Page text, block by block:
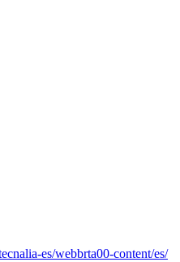
es/webbrta00-content/es/